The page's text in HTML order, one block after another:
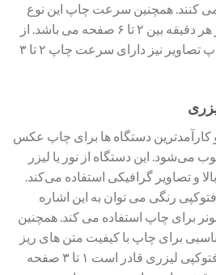
کنند. همچنین سرعت چاپ این نوع
دستگاه برای چاپ متون در هر دقیقه بین ۲ تا ۶ صفحه می ‌‌باشد. از
طرفی این دستگاه برای چاپ تصاویر نیز دارای سرعت چاپ ۲ تا ۳
کارآمدترین دستگاه ها برای چاپ عکس‌
می‌شود. این دستگاه از نور یا لیزر
و تصاویر گرافیکی استفاده می‌کند.
رنگی می توان به این اشاره
برای چاپ استفاده می‌ کند. همچنین
برای چاپ با کیفیت متن های ریز
می‌ باشد. همچنین دستگاه فتوکپی لیزری قادر است ۱ تا ۳ صفحه